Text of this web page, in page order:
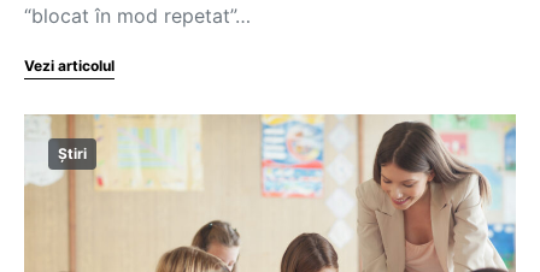
“blocat în mod repetat”…
Vezi articolul
Știri